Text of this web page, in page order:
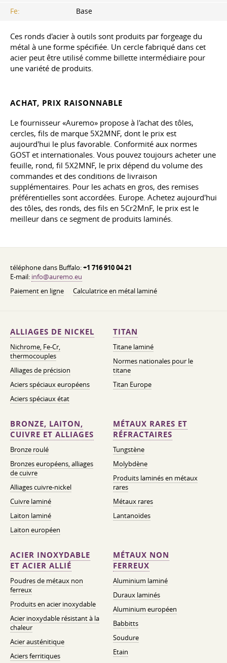
Fe:
Base
Ces ronds d'acier à outils sont produits par forgeage du
métal à une forme spécifiée. Un cercle fabriqué dans cet
acier peut être utilisé comme billette intermédiaire pour
une variété de produits.
ACHAT, PRIX RAISONNABLE
Le fournisseur «Auremo» propose à l'achat des tôles,
cercles, fils de marque 5X2MNF, dont le prix est
aujourd'hui le plus favorable. Conformité aux normes
GOST et internationales. Vous pouvez toujours acheter une
feuille, rond, fil 5X2MNF, le prix dépend du volume des
commandes et des conditions de livraison
supplémentaires. Pour les achats en gros, des remises
préférentielles sont accordées. Europe. Achetez aujourd'hui
des tôles, des ronds, des fils en 5Cr2MnF, le prix est le
meilleur dans ce segment de produits laminés.
téléphone dans Buffalo:+1 716 910 04 21
E-mail: info@auremo.eu
Paiement en ligne
Calculatrice en métal laminé
ALLIAGES DE NICKEL
Nichrome, Fe-Cr,
thermocouples
Alliages de précision
Aciers spéciaux européens
Aciers spéciaux état
TITAN
Titane laminé
Normes nationales pour le
titane
Titan Europe
BRONZE, LAITON,
CUIVRE ET ALLIAGES
Bronze roulé
Bronzes européens, alliages
de cuivre
Alliages cuivre-nickel
Cuivre laminé
Laiton laminé
Laiton européen
MÉTAUX RARES ET
RÉFRACTAIRES
Tungstène
Molybdène
Produits laminés en métaux
rares
Métaux rares
Lantanoïdes
ACIER INOXYDABLE
ET ACIER ALLIÉ
Poudres de métaux non
ferreux
Produits en acier inoxydable
Acier inoxydable résistant à la
chaleur
Acier austénitique
Aciers ferritiques
MÉTAUX NON
FERREUX
Aluminium laminé
Duraux laminés
Aluminium européen
Babbitts
Soudure
Etain